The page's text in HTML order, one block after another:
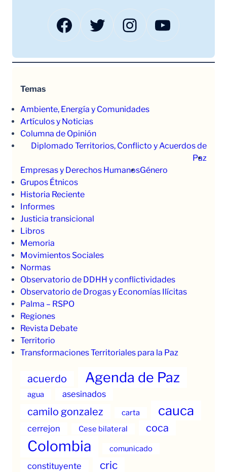
Facebook Twitter Instagram YouTube
Temas
Ambiente, Energía y Comunidades
Artículos y Noticias
Columna de Opinión
Diplomado Territorios, Conflicto y Acuerdos de
Paz
Empresas y Derechos HumanosGénero
Grupos Étnicos
Historia Reciente
Informes
Justicia transicional
Libros
Memoria
Movimientos Sociales
Normas
Observatorio de DDHH y conflictividades
Observatorio de Drogas y Economías Ilícitas
Palma – RSPO
Regiones
Revista Debate
Territorio
Transformaciones Territoriales para la Paz
acuerdo Agenda de Paz
agua asesinados
camilo gonzalez carta cauca
cerrejon Cese bilateral coca
Colombia comunicado
constituyente cric